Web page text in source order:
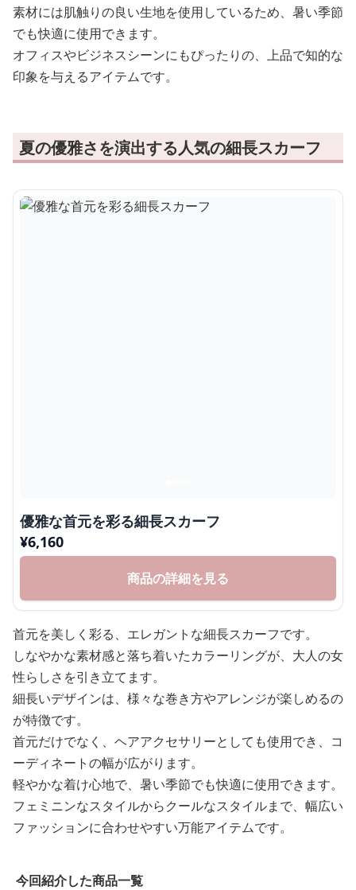
素材には肌触りの良い生地を使用しているため、暑い季節
でも快適に使用できます。
オフィスやビジネスシーンにもぴったりの、上品で知的な
印象を与えるアイテムです。
夏の優雅さを演出する人気の細長スカーフ
優雅な首元を彩る細長スカーフ
¥6,160
商品の詳細を見る
首元を美しく彩る、エレガントな細長スカーフです。
しなやかな素材感と落ち着いたカラーリングが、大人の女
性らしさを引き立てます。
細長いデザインは、様々な巻き方やアレンジが楽しめるの
が特徴です。
首元だけでなく、ヘアアクセサリーとしても使用でき、コ
ーディネートの幅が広がります。
軽やかな着け心地で、暑い季節でも快適に使用できます。
フェミニンなスタイルからクールなスタイルまで、幅広い
ファッションに合わせやすい万能アイテムです。
今回紹介した商品一覧